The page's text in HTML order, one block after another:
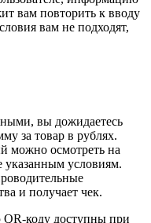
вам повторить к вводу
вам не подходят,
вы дожидаетесь
за товар в рублях.
можно осмотреть на
указанным условиям.
и получает чек.
коду доступны при